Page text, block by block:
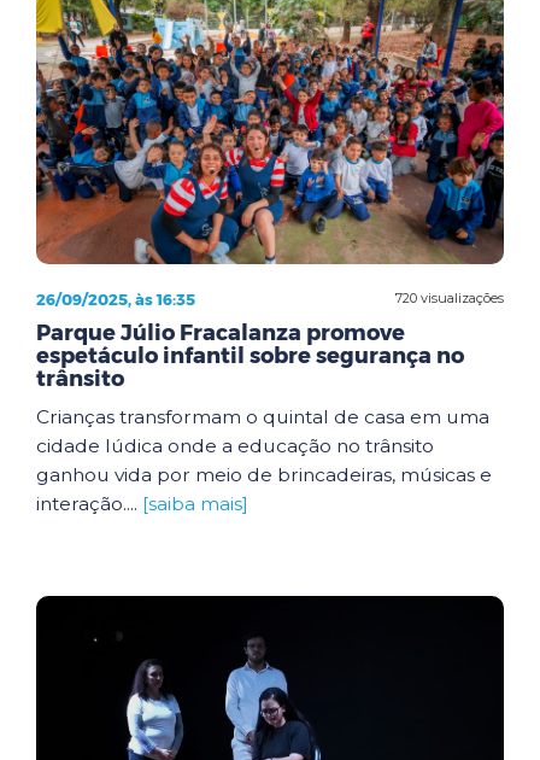
720 visualizações
26/09/2025, às 16:35
Parque Júlio Fracalanza promove
espetáculo infantil sobre segurança no
trânsito
Crianças transformam o quintal de casa em uma
cidade lúdica onde a educação no trânsito
ganhou vida por meio de brincadeiras, músicas e
interação.... [saiba mais]